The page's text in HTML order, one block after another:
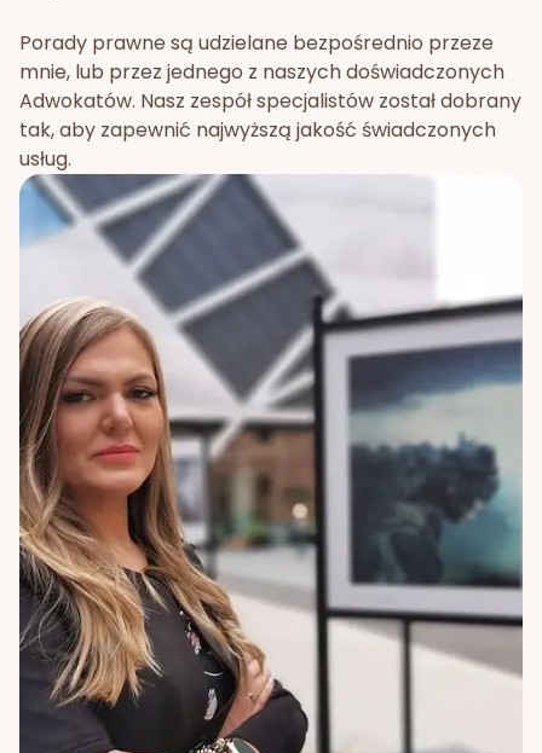
Porady prawne są udzielane bezpośrednio przeze
mnie, lub przez jednego z naszych doświadczonych
Adwokatów. Nasz zespół specjalistów został dobrany
tak, aby zapewnić najwyższą jakość świadczonych
usług.